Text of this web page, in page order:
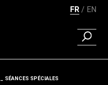
FR EN
Fil d'ariane
SÉANCES SPÉCIALES